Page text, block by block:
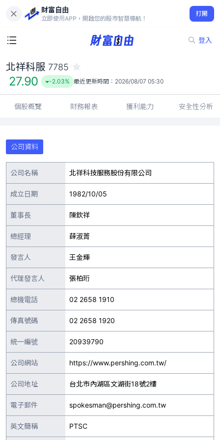
財富自由
立即使用APP，開啟您的股市智慧導航！
打開
登入
27.90
-2.03%
北祥科服 7785
27.90 -2.03% 最近更新時間： 2026/08/07 05:30
個股概覽 財務報表 獲利能力 安全性分析
公司資料
公司名稱 北祥科技服務股份有限公司
成立日期 1982/10/05
董事長 陳欽祥
總經理 薛淑菁
發言人 王金輝
代理發言人 張柏珩
總機電話 02 2658 1910
傳真號碼 02 2658 1920
統一編號 20939790
公司網站 https://www.pershing.com.tw/
公司地址 台北市內湖區文湖街18號2樓
電子郵件 spokesman@pershing.com.tw
英文簡稱 PTSC